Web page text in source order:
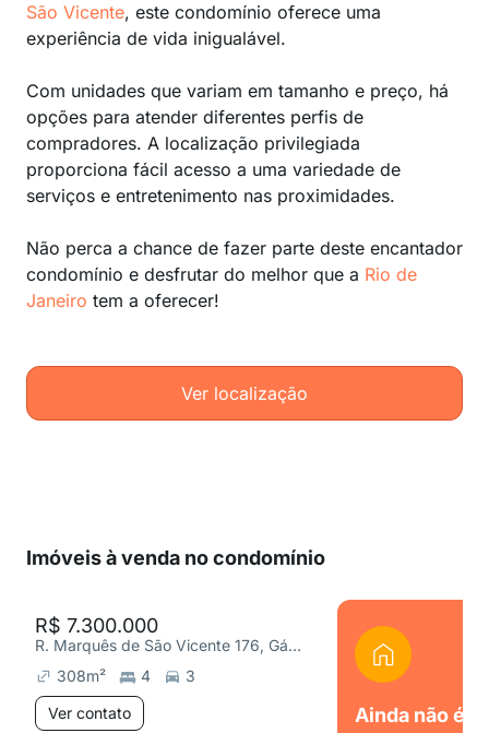
São Vicente, este condomínio oferece uma
experiência de vida inigualável.
Com unidades que variam em tamanho e preço, há
opções para atender diferentes perfis de
compradores. A localização privilegiada
proporciona fácil acesso a uma variedade de
serviços e entretenimento nas proximidades.
Não perca a chance de fazer parte deste encantador
condomínio e desfrutar do melhor que a Rio de
Janeiro tem a oferecer!
Ver localização
Imóveis à venda no condomínio
R$ 7.300.000
R. Marquês de São Vicente 176, Gávea
308m² 4
3
Ver contato
Ainda não é